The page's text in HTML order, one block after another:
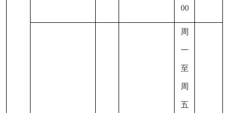
00
周
一
至
周
五